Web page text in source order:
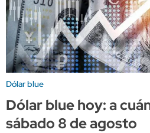
Dólar blue
Dólar blue hoy: a
sábado 8 de agosto